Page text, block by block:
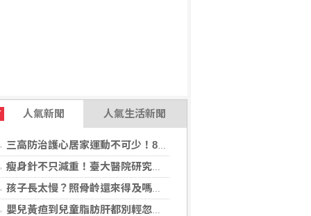
人氣新聞 人氣生活新聞
三高防治護心居家運動不可少！888知能宣導互動遊戲，掌握自己的健康密碼
瘦身針不只減重！臺大醫院研究：有機會降低13種肥胖相關癌症41%風險
孩子長太慢？照骨齡還來得及嗎？AI骨齡輔助判讀系統成臨床評估重要參考
嬰兒黃疸到兒童脂肪肝都別輕忽！醫揭不同年齡「肝病警訊」